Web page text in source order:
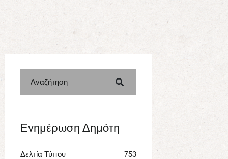
Αναζήτηση
Ενημέρωση Δημότη
Δελτία Τύπου 753